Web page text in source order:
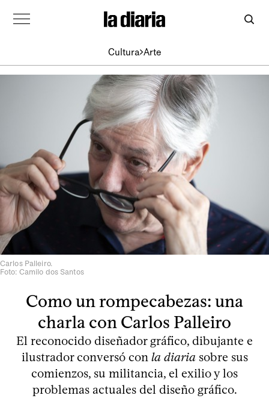
Cultura Arte
Carlos Palleiro.
Foto: Camilo dos Santos
Como un rompecabezas: una
charla con Carlos Palleiro
El reconocido diseñador gráfico, dibujante e
ilustrador conversó con la diariasobre sus
comienzos, su militancia, el exilio y los
problemas actuales del diseño gráfico.